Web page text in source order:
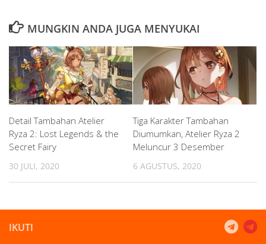
MUNGKIN ANDA JUGA MENYUKAI
Detail Tambahan Atelier
Ryza 2: Lost Legends & the
Secret Fairy
30 JULI, 2020
Tiga Karakter Tambahan
Diumumkan, Atelier Ryza 2
Meluncur 3 Desember
6 AGUSTUS, 2020
IKUTI